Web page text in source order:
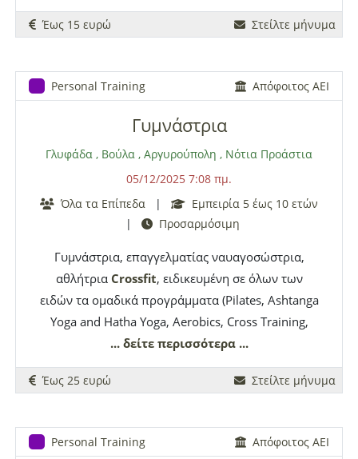
πάντα με απώτερο στόχο την κατάκτηση της
γνώσης αλλά και με βασικό κριτήριο τη
μαθησιακού κλίματος.
Έως 15 ευρώ Στείλτε μήνυμα
Personal Training Απόφοιτος ΑΕΙ
Γυμνάστρια
Γλυφάδα , Βούλα , Αργυρούπολη , Νότια Προάστια
05/12/2025 7:08 πμ.
Όλα τα Επίπεδα
|
Εμπειρία 5 έως 10 ετών
|
Προσαρμόσιμη
Γυμνάστρια, επαγγελματίας ναυαγοσώστρια,
αθλήτρια Crossfit, ειδικευμένη σε όλων των
ειδών τα ομαδικά προγράμματα (Pilates, Ashtanga
Yoga and Hatha Yoga, Aerobics, Cross Training,
Spinning, Fitball, Tae Bo) παραδίδει μαθήματα κατ'
οίκον σε περιοχές από Αργυρούπολη έως Βούλα.
Ειδικά τμήματα προετοιμασίας δρομέων μεγάλων
... δείτε περισσότερα ...
Έως 25 ευρώ Στείλτε μήνυμα
Personal Training Απόφοιτος ΑΕΙ